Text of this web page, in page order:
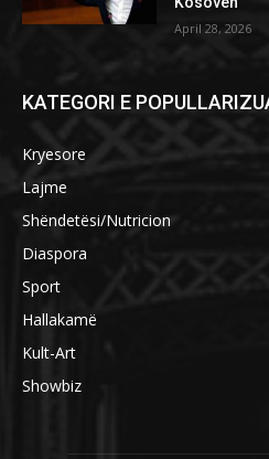
April 28, 2026
KATEGORI E
Kryesore
Lajme
Shëndetësi/Nutricion
Diaspora
Sport
Hallakamë
Kult-Art
Showbiz